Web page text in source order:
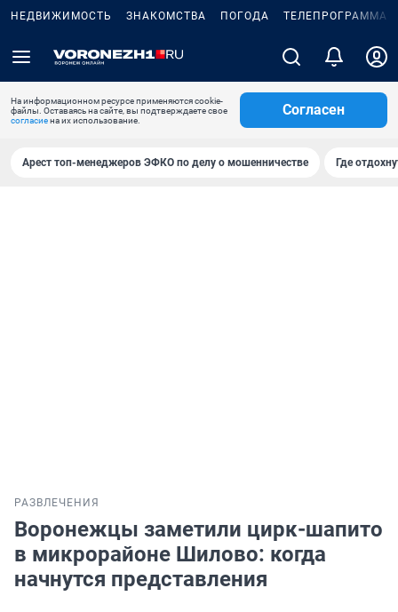
НЕДВИЖИМОСТЬ ЗНАКОМСТВА ПОГОДА ТЕЛЕПРОГРАММА
На информационном ресурсе применяются cookie-
файлы. Оставаясь на сайте, вы подтверждаете свое
согласиена их использование.
Согласен
Арест топ-менеджеров ЭФКО по делу о мошенничестве Где
РАЗВЛЕЧЕНИЯ
Воронежцы заметили цирк-шапито
в микрорайоне Шилово: когда
начнутся представления